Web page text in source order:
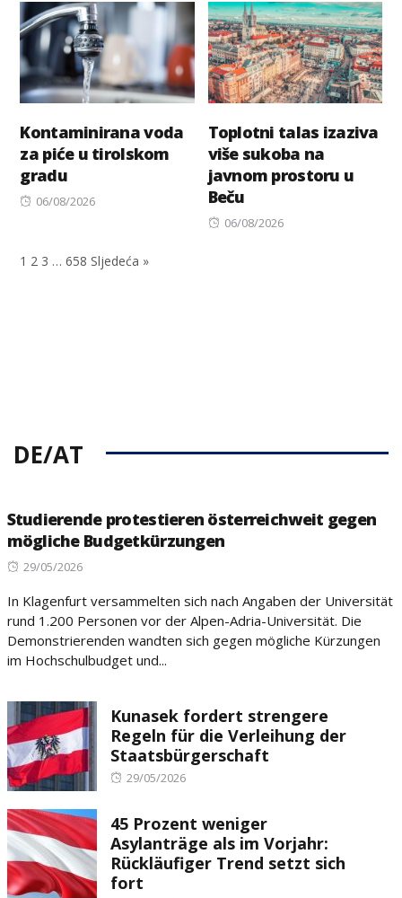
Kontaminirana voda
za piće u tirolskom
gradu
Posted
06/08/2026
Toplotni talas izaziva
više sukoba na
javnom prostoru u
Beču
Posted
06/08/2026
1 2 3 … 658 Sljedeća »
DE/AT
Studierende protestieren österreichweit gegen
mögliche Budgetkürzungen
Posted
29/05/2026
In Klagenfurt versammelten sich nach Angaben der Universität
rund 1.200 Personen vor der Alpen-Adria-Universität. Die
Demonstrierenden wandten sich gegen mögliche Kürzungen
im Hochschulbudget und...
Kunasek fordert strengere
Regeln für die Verleihung der
Staatsbürgerschaft
Posted
29/05/2026
45 Prozent weniger
Asylanträge als im Vorjahr:
Rückläufiger Trend setzt sich
fort